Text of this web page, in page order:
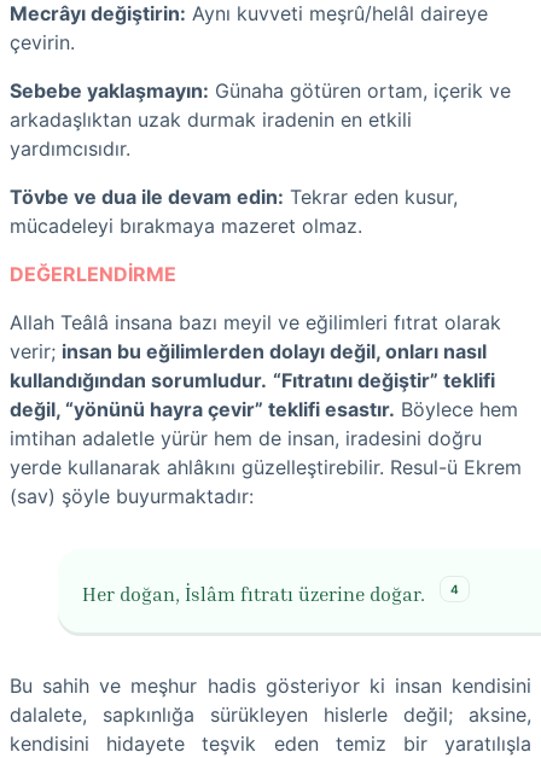
Mecrâyı değiştirin: Aynı kuvveti meşrû/helâl daireye
çevirin.
Sebebe yaklaşmayın: Günaha götüren ortam, içerik ve
arkadaşlıktan uzak durmak iradenin en etkili
yardımcısıdır.
Tövbe ve dua ile devam edin: Tekrar eden kusur,
mücadeleyi bırakmaya mazeret olmaz.
DEĞERLENDİRME
Allah Teâlâ insana bazı meyil ve eğilimleri fıtrat olarak
verir; insan bu eğilimlerden dolayı değil, onları nasıl
kullandığından sorumludur. “Fıtratını değiştir” teklifi
değil, “yönünü hayra çevir” teklifi esastır. Böylece hem
imtihan adaletle yürür hem de insan, iradesini doğru
yerde kullanarak ahlâkını güzelleştirebilir. Resul-ü Ekrem
(sav) şöyle buyurmaktadır:
Her doğan, İslâm fıtratı üzerine doğar. 4
Bu sahih ve meşhur hadis gösteriyor ki insan kendisini
dalalete, sapkınlığa sürükleyen hislerle değil; aksine,
kendisini hidayete teşvik eden temiz bir yaratılışla